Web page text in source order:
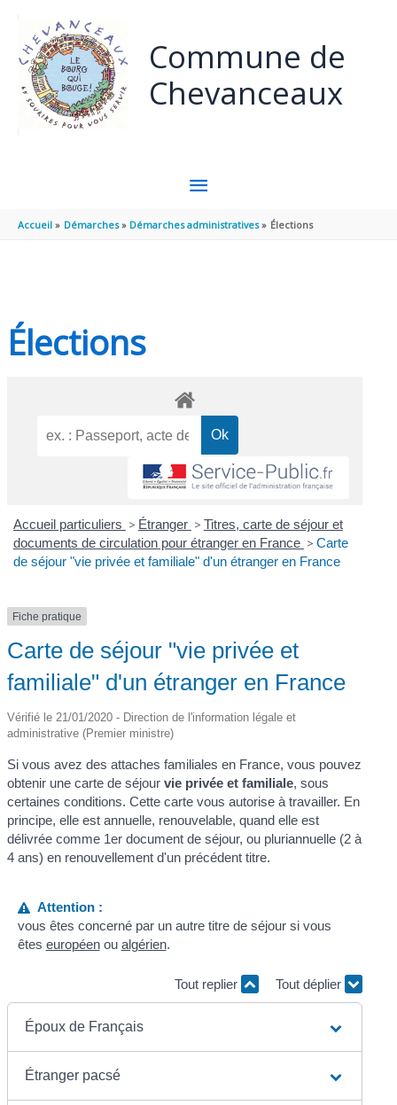
Commune de
Chevanceaux
MENU
PRINCIPAL
Accueil Démarches Démarches administratives Élections
Élections
Accueil particuliers > Étranger > Titres, carte de séjour et
documents de circulation pour étranger en France > Carte
de séjour "vie privée et familiale" d'un étranger en France
Fiche pratique
Carte de séjour "vie privée et
familiale" d'un étranger en France
Vérifié le 21/01/2020 - Direction de l'information légale et
administrative (Premier ministre)
Si vous avez des attaches familiales en France, vous pouvez
obtenir une carte de séjourvie privée et familiale, sous
certaines conditions. Cette carte vous autorise à travailler. En
principe, elle est annuelle, renouvelable, quand elle est
délivrée comme 1er document de séjour, ou pluriannuelle (2 à
4 ans) en renouvellement d'un précédent titre.
Attention :
vous êtes concerné par un autre titre de séjour si vous
êtes européenou algérien.
Tout replier Tout déplier
Époux de Français
Étranger pacsé